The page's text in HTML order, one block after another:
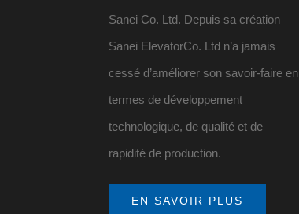
Sanei Co. Ltd. Depuis sa création
Sanei ElevatorCo. Ltd n’a jamais
cessé d’améliorer son savoir-faire en
termes de développement
technologique, de qualité et de
rapidité de production.
EN SAVOIR PLUS